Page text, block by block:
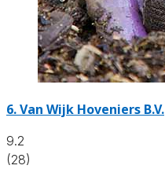
6.Van Wijk Hoveniers B.V.
9.2
(28)